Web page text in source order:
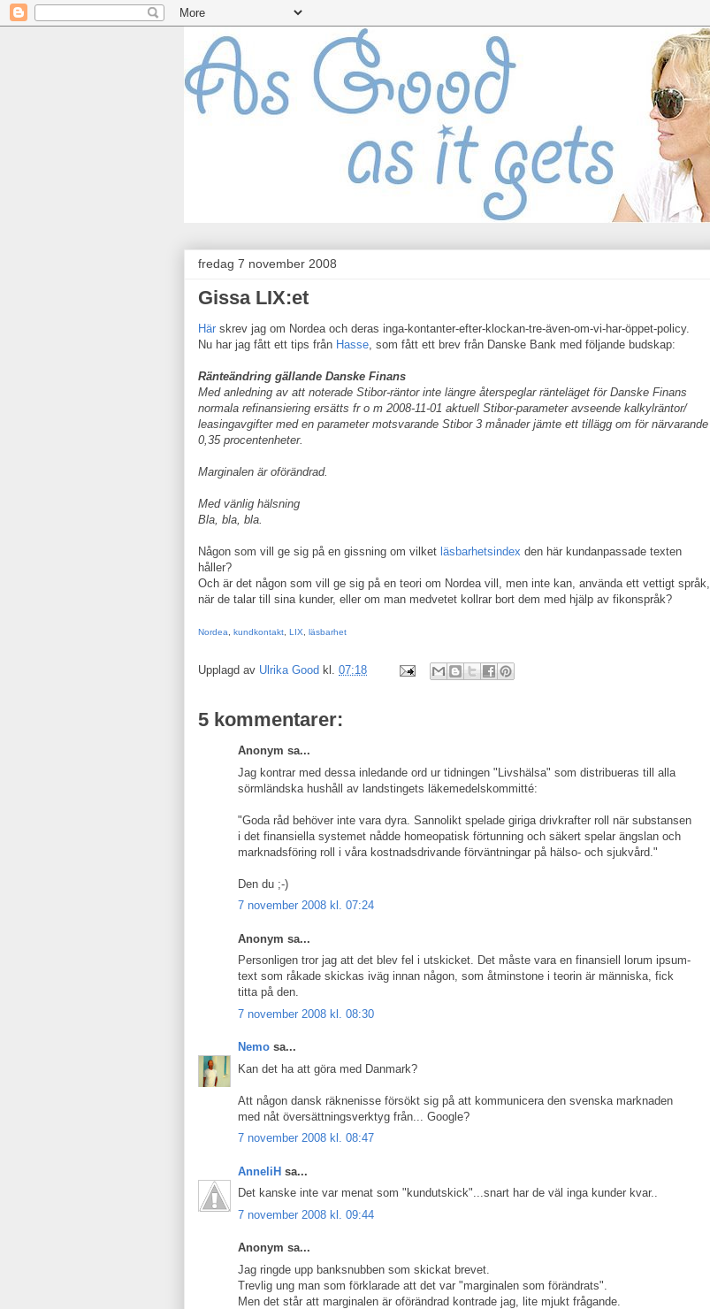
fredag 7 november 2008
Gissa LIX:et
Här skrev jag om Nordea och deras inga-kontanter-efter-klockan-tre-även-om-vi-har-öppet-policy.
Nu har jag fått ett tips från Hasse, som fått ett brev från Danske Bank med följande budskap:
Ränteändring gällande Danske Finans
Med anledning av att noterade Stibor-räntor inte längre återspeglar ränteläget för Danske Finans
normala refinansiering ersätts fr o m 2008-11-01 aktuell Stibor-parameter avseende kalkylräntor/
leasingavgifter med en parameter motsvarande Stibor 3 månader jämte ett tillägg om för närvarande
0,35 procentenheter.
Marginalen är oförändrad.
Med vänlig hälsning
Bla, bla, bla.
Någon som vill ge sig på en gissning om vilket läsbarhetsindex den här kundanpassade texten
håller?
Och är det någon som vill ge sig på en teori om Nordea vill, men inte kan, använda ett vettigt språk,
när de talar till sina kunder, eller om man medvetet kollrar bort dem med hjälp av fikonspråk?
Nordea kundkontakt LIX läsbarhet
Upplagd av Ulrika Good kl. 07:18
5 kommentarer:
Anonym sa...
Jag kontrar med dessa inledande ord ur tidningen "Livshälsa" som distribueras till alla
sörmländska hushåll av landstingets läkemedelskommitté:
"Goda råd behöver inte vara dyra. Sannolikt spelade giriga drivkrafter roll när substansen
i det finansiella systemet nådde homeopatisk förtunning och säkert spelar ängslan och
marknadsföring roll i våra kostnadsdrivande förväntningar på hälso- och sjukvård."
Den du ;-)
7 november 2008 kl. 07:24
Anonym sa...
Personligen tror jag att det blev fel i utskicket. Det måste vara en finansiell lorum ipsum-
text som råkade skickas iväg innan någon, som åtminstone i teorin är människa, fick
titta på den.
7 november 2008 kl. 08:30
Nemo sa...
Kan det ha att göra med Danmark?
Att någon dansk räknenisse försökt sig på att kommunicera den svenska marknaden
med nåt översättningsverktyg från... Google?
7 november 2008 kl. 08:47
AnneliH sa...
Det kanske inte var menat som "kundutskick"...snart har de väl inga kunder kvar..
7 november 2008 kl. 09:44
Anonym sa...
Jag ringde upp banksnubben som skickat brevet.
Trevlig ung man som förklarade att det var "marginalen som förändrats".
Men det står att marginalen är oförändrad kontrade jag, lite mjukt frågande.